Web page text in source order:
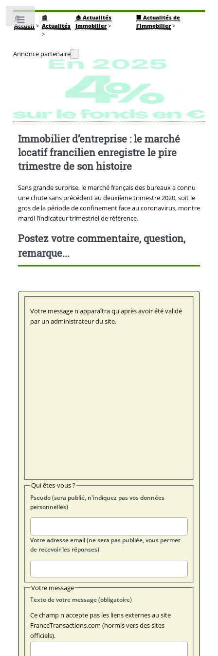
🏠
Accueil>
📰
Actualités
>
🏠 Actualités
Immobilier >
🏢 Actualités de
l’immobilier >
Annonce partenaire
Immobilier d’entreprise : le marché
locatif francilien enregistre le pire
trimestre de son histoire
Sans grande surprise, le marché français des bureaux a connu
une chute sans précédent au deuxième trimestre 2020, soit le
gros de la période de confinement face au coronavirus, montre
mardi l’indicateur trimestriel de référence.
Postez votre commentaire, question,
remarque...
Votre message n'apparaîtra qu'après avoir été validé
par un administrateur du site.
Qui êtes-vous ?
Pseudo (sera publié, n'indiquez pas vos données
personnelles)
Votre adresse email (ne sera pas publiée, vous permet
de recevoir les réponses)
Votre message
Texte de votre message (obligatoire)
Ce champ n'accepte pas les liens externes au site
FranceTransactions.com (hormis vers des sites
officiels).
Toggle